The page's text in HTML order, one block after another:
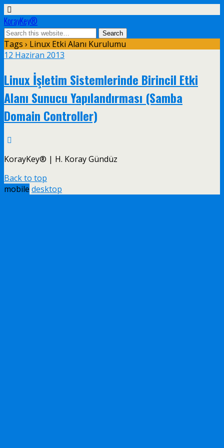
KorayKey®
Tags › Linux Etki Alanı Kurulumu
12 Haziran 2013
Linux İşletim Sistemlerinde Birincil Etki
Alanı Sunucu Yapılandırması (Samba
Domain Controller)
KorayKey® | H. Koray Gündüz
Back to top
mobile desktop